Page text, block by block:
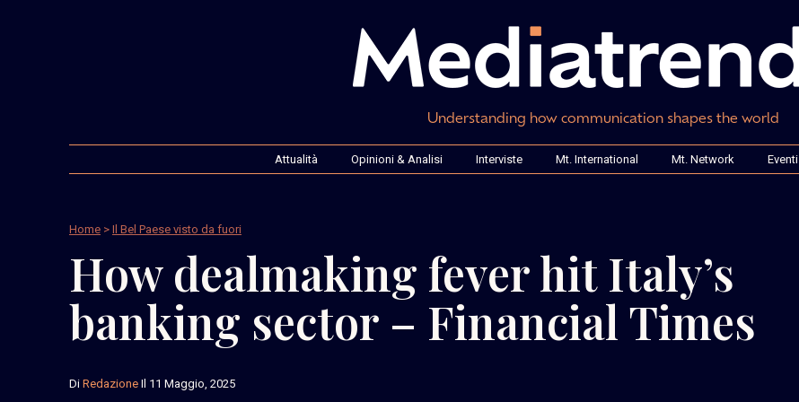
Understanding how communication shapes the world
Attualità Opinioni & Analisi Interviste Mt. International Mt. Network Eventi
Home > Il Bel Paese visto da fuori
How dealmaking fever hit Italy’s
banking sector – Financial Times
Di Redazione Il 11 Maggio, 2025